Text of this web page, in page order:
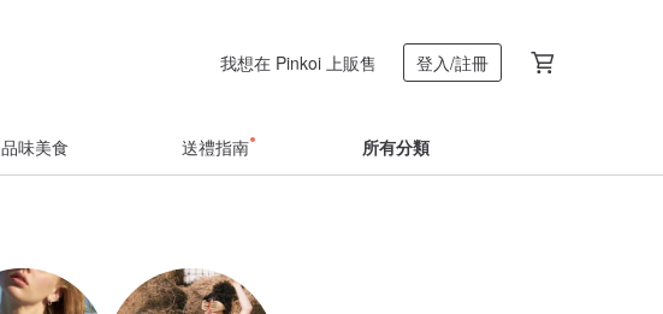
我想在 Pinkoi 上販售 登入/註冊
品味美食 送禮指南 所有分類